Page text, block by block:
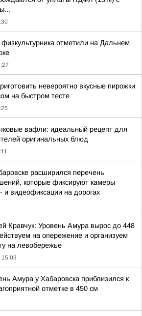
отметили на Дальнем
невероятно вкусные пирожки
на быстром тесте
вафли: идеальный рецепт для
оригинальных блюд
расширился перечень
которые фиксируют камеры
и видеофиксации на дорогах
Кравчук: Уровень Амура вырос до 448
на опережение и организуем
на левобережье
15:03
Амура у Хабаровска приблизился к
отметке в 450 см